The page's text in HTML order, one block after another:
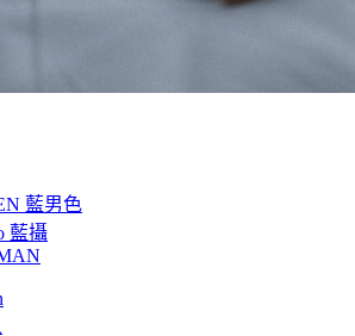
藍男色
藍攝